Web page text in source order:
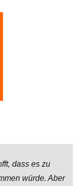
dass es zu
würde. Aber